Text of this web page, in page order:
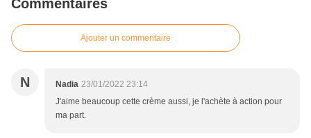
Commentaires
Ajouter un commentaire
N Nadia 23/01/2022 23:14
J'aime beaucoup cette crème aussi, je l'achète à action pour
ma part.